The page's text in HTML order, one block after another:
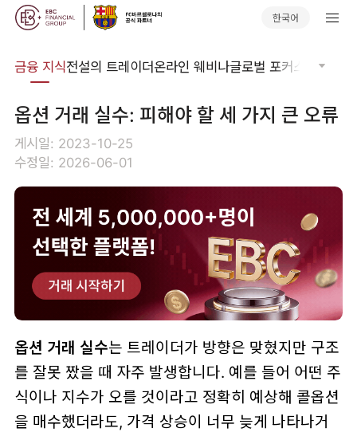
한국어
금융 지식전설의 트레이더온라인 웨비나글로벌 포커스 기술적
옵션 거래 실수: 피해야 할 세 가지 큰 오류
게시일: 2023-10-25
수정일: 2026-06-01
옵션 거래 실수는 트레이더가 방향은 맞혔지만 구조
를 잘못 짰을 때 자주 발생합니다. 예를 들어 어떤 주
식이나 지수가 오를 것이라고 정확히 예상해 콜옵션
을 매수했더라도, 가격 상승이 너무 늦게 나타나거